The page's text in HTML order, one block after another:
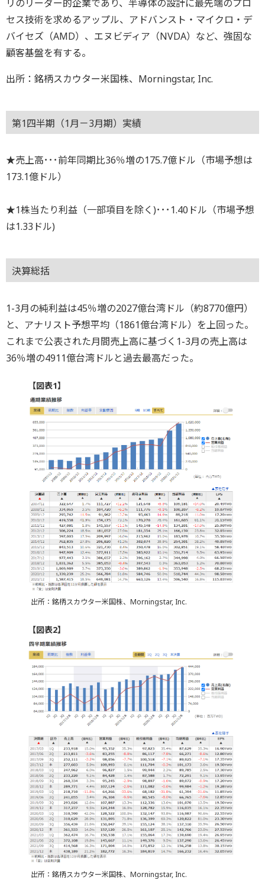
リのリーダー的企業であり、半導体の設計に最先端のプロ
セス技術を求めるアップル、アドバンスト・マイクロ・デ
バイセズ（AMD）、エヌビディア（NVDA）など、強固な
顧客基盤を有する。
出所：銘柄スカウター米国株、Morningstar, Inc.
第1四半期（1月－3月期）実績
★売上高･･･前年同期比36％増の175.7億ドル（市場予想は
173.1億ドル）
★1株当たり利益（一部項目を除く)･･･1.40ドル（市場予想
は1.33ドル)
決算総括
1-3月の純利益は45％増の2027億台湾ドル（約8770億円）
と、アナリスト予想平均（1861億台湾ドル）を上回った。
これまで公表された月間売上高に基づく1-3月の売上高は
36％増の4911億台湾ドルと過去最高だった。
【図表1】
出所：銘柄スカウター米国株、Morningstar, Inc.
【図表2】
出所：銘柄スカウター米国株、Morningstar, Inc.